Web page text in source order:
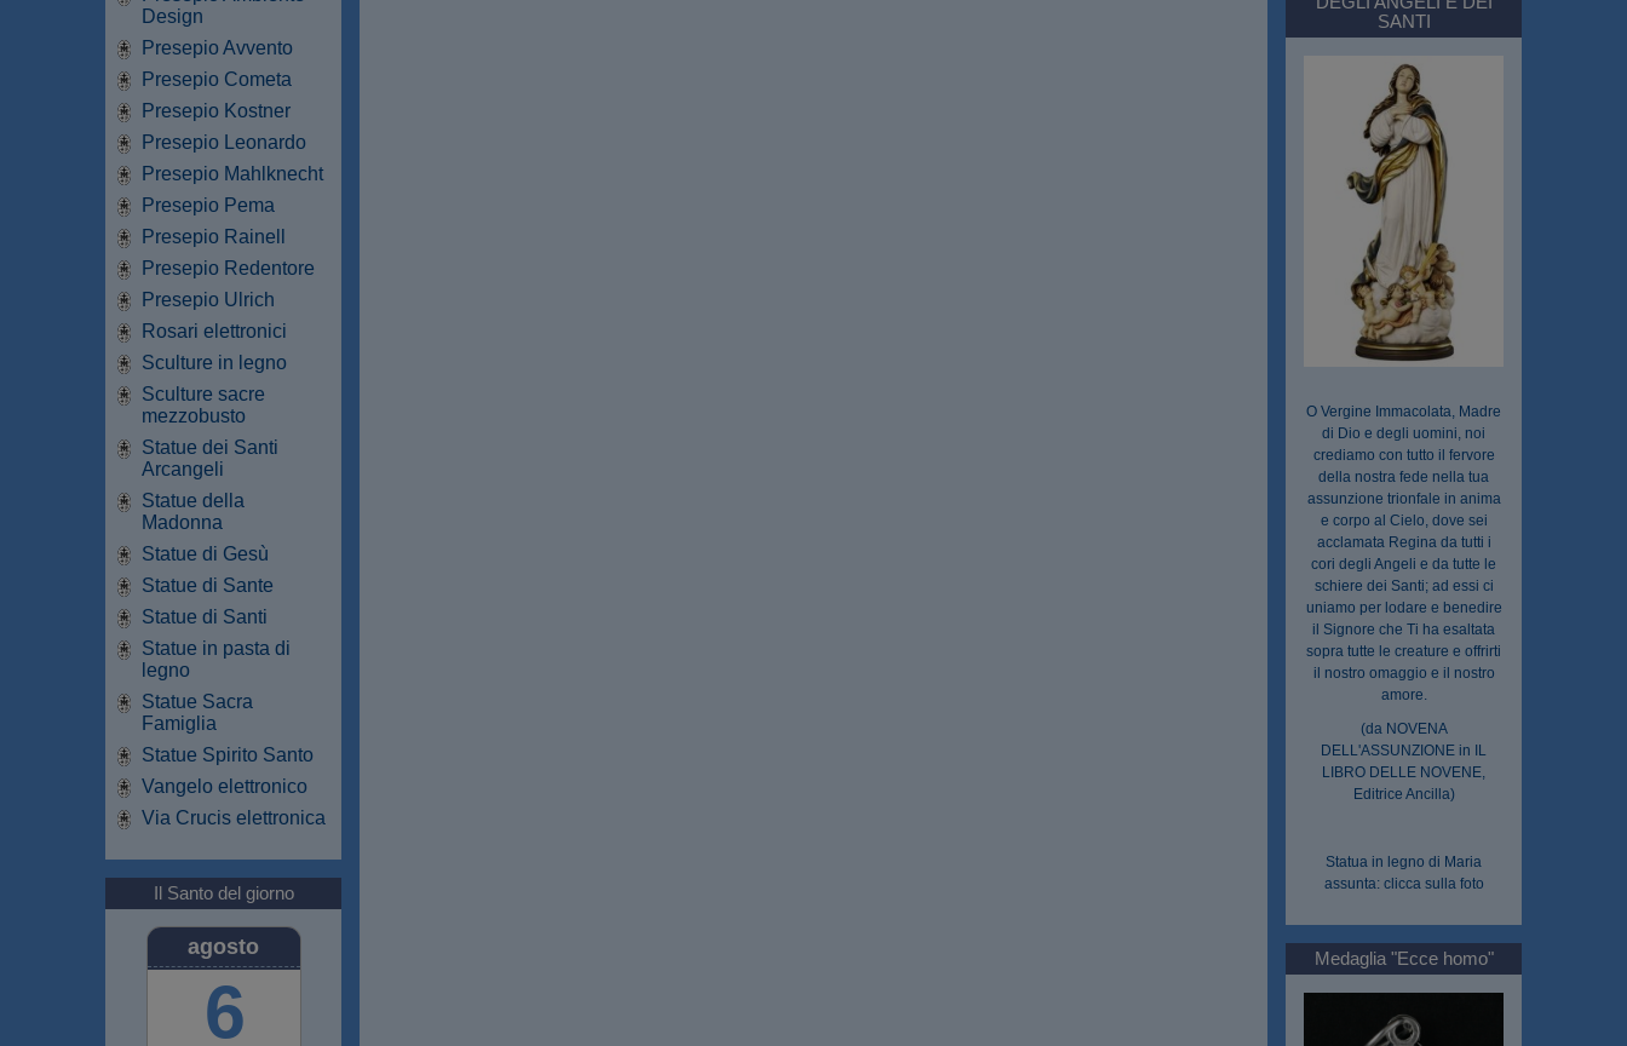
Design
Presepio Avvento
Presepio Cometa
Presepio Kostner
Presepio Leonardo
Presepio Mahlknecht
Presepio Pema
Presepio Rainell
Presepio Redentore
Presepio Ulrich
Rosari elettronici
Sculture in legno
Sculture sacre
mezzobusto
Statue dei Santi
Arcangeli
Statue della
Madonna
Statue di Gesù
Statue di Sante
Statue di Santi
Statue in pasta di
legno
Statue Sacra
Famiglia
Statue Spirito Santo
Vangelo elettronico
Via Crucis elettronica
Il Santo del giorno
agosto
6
SANTI
O Vergine Immacolata, Madre
di Dio e degli uomini, noi
crediamo con tutto il fervore
della nostra fede nella tua
assunzione trionfale in anima
e corpo al Cielo, dove sei
acclamata Regina da tutti i
cori degli Angeli e da tutte le
schiere dei Santi; ad essi ci
uniamo per lodare e benedire
il Signore che Ti ha esaltata
sopra tutte le creature e offrirti
il nostro omaggio e il nostro
amore.
(da NOVENA
DELL'ASSUNZIONE in IL
LIBRO DELLE NOVENE,
Editrice Ancilla)
Statua in legno di Maria
assunta: clicca sulla foto
Medaglia "Ecce homo"